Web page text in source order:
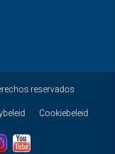
reservados
Cookiebeleid